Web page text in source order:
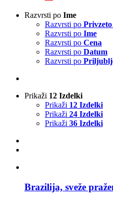
Razvrsti po Ime
Razvrsti po
Razvrsti po Ime
Razvrsti po Cena
Razvrsti po Datum
Razvrsti po
Prikaži 12 Izdelki
Prikaži 12 Izdelki
Prikaži 24 Izdelki
Prikaži 36 Izdelki
Brazilija, sveže